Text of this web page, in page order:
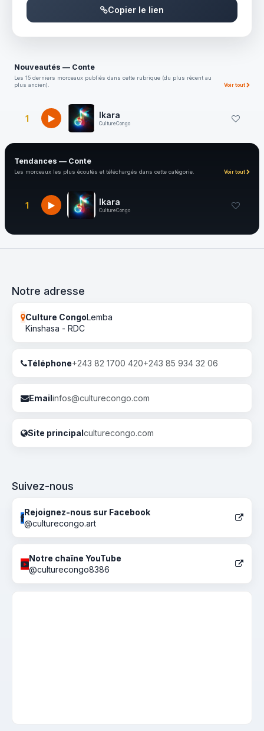
Copier le lien
Nouveautés — Conte
Les 15 derniers morceaux publiés dans cette rubrique (du plus récent au
plus ancien).
Voir tout
1 Ikara
CultureCongo
Tendances — Conte
Les morceaux les plus écoutés et téléchargés dans cette catégorie. Voir tout
1 Ikara
CultureCongo
Notre adresse
Culture CongoLemba
Kinshasa - RDC
Téléphone+243 82 1700 420+243 85 934 32 06
Emailinfos@culturecongo.com
Site principalculturecongo.com
Suivez-nous
Rejoignez-nous sur Facebook
@culturecongo.art
Notre chaîne YouTube
@culturecongo8386